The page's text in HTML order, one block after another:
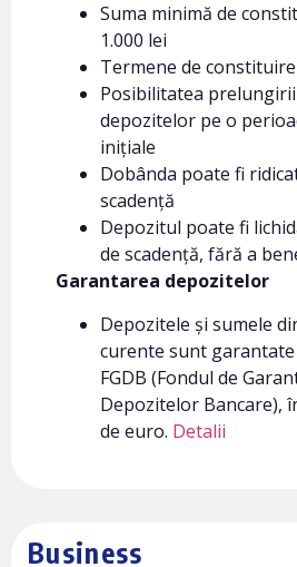
Business
Suma minimă de
1.000 lei
Termene de
Posibilitatea
depozitelor pe o
inițiale
Dobânda poate fi
scadență
Depozitul poate fi
de scadență, fără a
Garantarea depozitelor
Depozitele și sumele
curente sunt
FGDB (Fondul de
Depozitelor Bancare),
de euro. Detalii